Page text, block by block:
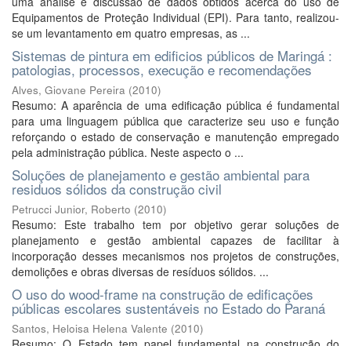
Equipamentos de Proteção Individual (EPI). Para tanto, realizou-
se um levantamento em quatro empresas, as ...
Sistemas de pintura em edificios públicos de Maringá :
patologias, processos, execução e recomendações
Alves, Giovane Pereira (2010)
Resumo: A aparência de uma edificação pública é fundamental
para uma linguagem pública que caracterize seu uso e função
reforçando o estado de conservação e manutenção empregado
pela administração pública. Neste aspecto o ...
Soluções de planejamento e gestão ambiental para
residuos sólidos da construção civil
Petrucci Junior, Roberto (2010)
Resumo: Este trabalho tem por objetivo gerar soluções de
planejamento e gestão ambiental capazes de facilitar à
incorporação desses mecanismos nos projetos de construções,
demolições e obras diversas de resíduos sólidos. ...
O uso do wood-frame na construção de edificações
públicas escolares sustentáveis no Estado do Paraná
Santos, Heloisa Helena Valente (2010)